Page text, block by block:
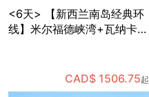
<6天> 【新西兰南岛经典环
线】米尔福德峡湾+瓦纳卡
餐食和部分景点门票，免费
接送机
CAD$ 1506.75起